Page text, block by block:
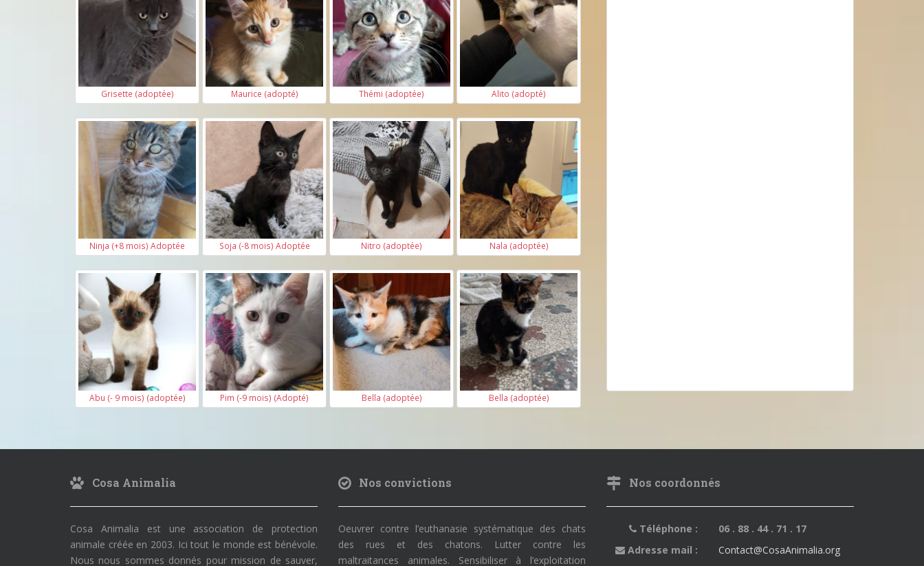
Grisette (adoptée) Maurice (adopté) Thémi (adoptée) Alito (adopté)
Ninja (+8 mois) Adoptée Soja (-8 mois) Adoptée Nitro (adoptée) Nala (adoptée)
Abu (- 9 mois) (adoptée) Pim (-9 mois) (Adopté) Bella (adoptée) Bella (adoptée)
Cosa Animalia
Cosa Animalia est une association de protection
animale créée en 2003. Ici tout le monde est bénévole.
Nous nous sommes donnés pour mission de sauver,
Nos convictions
Oeuvrer contre l’euthanasie systématique des chats
des rues et des chatons. Lutter contre les
maltraitances animales. Sensibiliser à l’exploitation
Nos coordonnés
Téléphone :
06 . 88 . 44 . 71 . 17
Adresse mail :
Contact@CosaAnimalia.org